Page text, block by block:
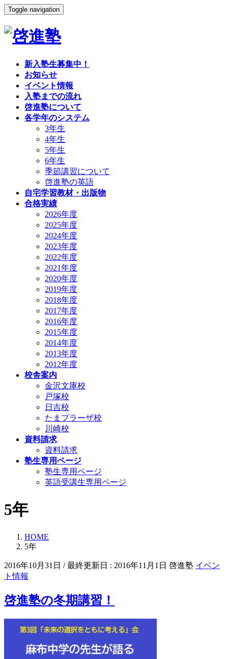
Toggle navigation
新入塾生募集中！
お知らせ
イベント情報
入塾までの流れ
啓進塾について
各学年のシステム
3年生
4年生
5年生
6年生
季節講習について
啓進塾の英語
自宅学習教材・出版物
合格実績
2026年度
2025年度
2024年度
2023年度
2022年度
2021年度
2020年度
2019年度
2018年度
2017年度
2016年度
2015年度
2014年度
2013年度
2012年度
校舎案内
金沢文庫校
戸塚校
日吉校
たまプラーザ校
川崎校
資料請求
資料請求
塾生専用ページ
塾生専用ページ
英語受講生専用ページ
5年
HOME
5年
2016年10月31日 / 最終更新日 : 2016年11月1日 啓進塾 イベン
ト情報
啓進塾の冬期講習！